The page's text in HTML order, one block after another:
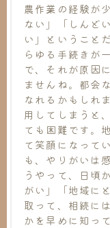
農作業の経験が
ない」「しんど
い」ということ
らゆる手続きが
で、それが原因
ませんね。都会
なれるかもしれ
用してしまうと
ても困難です。
て笑顔になって
も、やりがいは
うやって、日頃
がい」「地域に
取って、相続に
かを早めに知っ